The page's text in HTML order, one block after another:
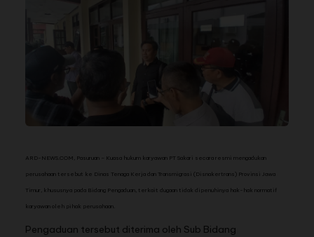
ARD-NEWS.COM, Pasuruan – Kuasa hukum karyawan PT Sakari secara resmi mengadukan
perusahaan tersebut ke Dinas Tenaga Kerja dan Transmigrasi (Disnakertrans) Provinsi Jawa
Timur, khususnya pada Bidang Pengaduan, terkait dugaan tidak dipenuhinya hak-hak normatif
karyawan oleh pihak perusahaan.
Pengaduan tersebut diterima oleh Sub Bidang